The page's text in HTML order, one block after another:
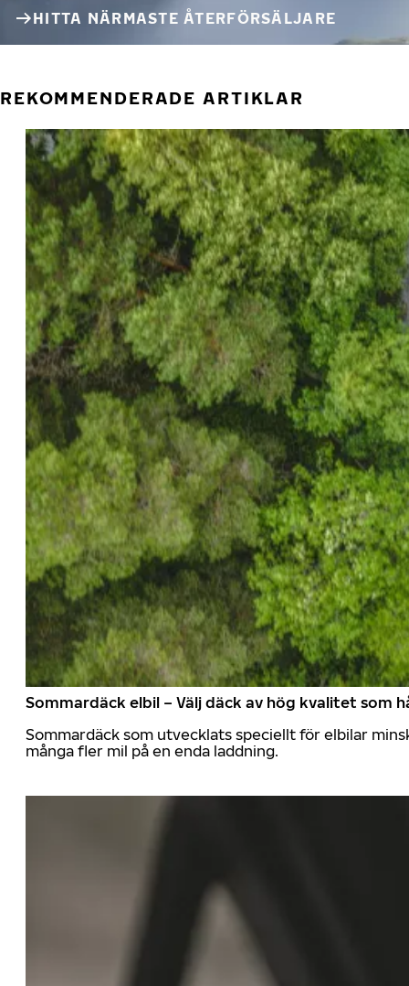
HITTA NÄRMASTE ÅTERFÖRSÄLJARE
REKOMMENDERADE ARTIKLAR
Sommardäck elbil – Välj däck av hög kvalitet som
Sommardäck som utvecklats speciellt för elbilar
många fler mil på en enda laddning.